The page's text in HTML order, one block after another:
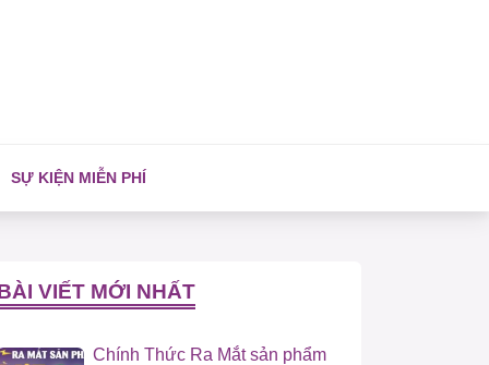
SỰ KIỆN MIỄN PHÍ
VIẾT MỚI NHẤT
Chính Thức Ra Mắt sản phẩm